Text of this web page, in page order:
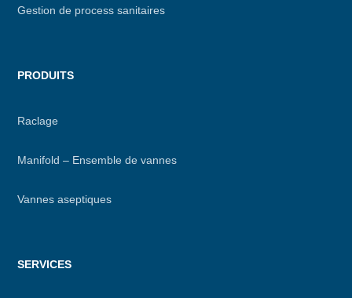
Gestion de process sanitaires
PRODUITS
Raclage
Manifold – Ensemble de vannes
Vannes aseptiques
SERVICES